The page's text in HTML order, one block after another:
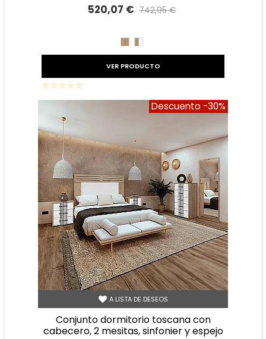
520,07 € 742,95 €
ROBLEROBLE
VER PRODUCTO
Descuento -30%
A LISTA DE DESEOS
conjunto dormitorio toscana con
cabecero, 2 mesitas, sinfonier y espejo